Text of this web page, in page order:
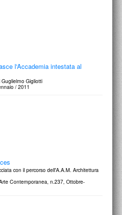
l'Accademia intestata al
Gigliotti
/ 2011
con il percorso dell'A.A.M. Architettura
Contemporanea, n.237, Ottobre-